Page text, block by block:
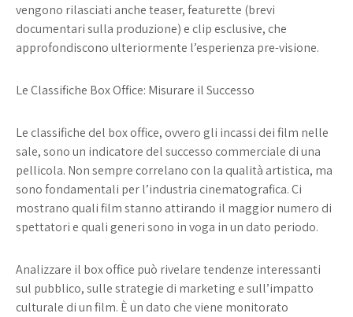
vengono rilasciati anche teaser, featurette (brevi
documentari sulla produzione) e clip esclusive, che
approfondiscono ulteriormente l’esperienza pre-visione.
Le Classifiche Box Office: Misurare il Successo
Le classifiche del box office, ovvero gli incassi dei film nelle
sale, sono un indicatore del successo commerciale di una
pellicola. Non sempre correlano con la qualità artistica, ma
sono fondamentali per l’industria cinematografica. Ci
mostrano quali film stanno attirando il maggior numero di
spettatori e quali generi sono in voga in un dato periodo.
Analizzare il box office può rivelare tendenze interessanti
sul pubblico, sulle strategie di marketing e sull’impatto
culturale di un film. È un dato che viene monitorato